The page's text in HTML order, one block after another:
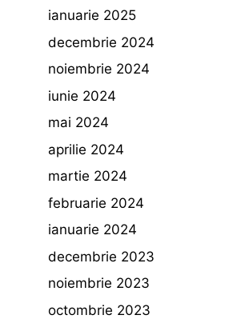
ianuarie 2025
decembrie 2024
noiembrie 2024
iunie 2024
mai 2024
aprilie 2024
martie 2024
februarie 2024
ianuarie 2024
decembrie 2023
noiembrie 2023
octombrie 2023